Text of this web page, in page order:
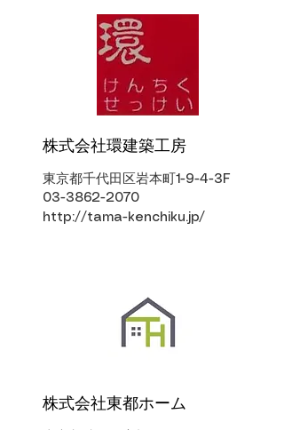
株式会社環建築工房
東京都千代田区岩本町1-9-4-3F
03-3862-2070
http://tama-kenchiku.jp/
株式会社東都ホーム